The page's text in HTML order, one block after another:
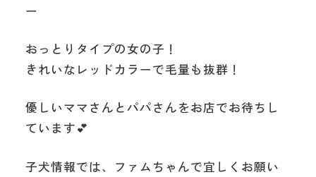
ー
おっとりタイプの女の子！
きれいなレッドカラーで毛量も抜群！
優しいママさんとパパさんをお店でお待ちし
ています💕
子犬情報では、ファムちゃんで宜しくお願い